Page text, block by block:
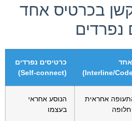
בכרטיס אחד
נפרדים
כרטיסים נפרדים
(Self-connect)
אחראית
הנוסע אחראי
בעצמו